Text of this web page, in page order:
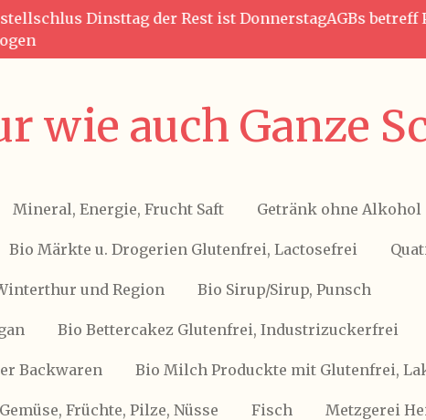
Dinsttag der Rest ist DonnerstagAGBs betreff
Mineral, Energie, Frucht Saft Getränk ohne Alkohol
Bio Märkte u. Drogerien Glutenfrei, Lactosefrei
und Region Bio Sirup/Sirup, Punsch
Bio Bettercakez Glutenfrei, Industrizuckerfrei
Backwaren Bio Milch Produckte mit Glutenfrei,
Früchte, Pilze, Nüsse Fisch Metzgerei